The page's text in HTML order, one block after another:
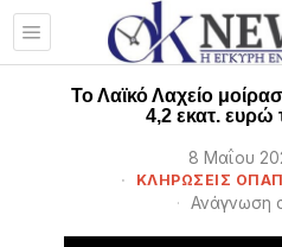
Το Λαϊκό Λαχείο
4,2 εκατ. ευρώ
8 Μαΐου
ΚΛΗΡΏΣΕΙΣ ΟΠΑΠ
Ανάγνωση